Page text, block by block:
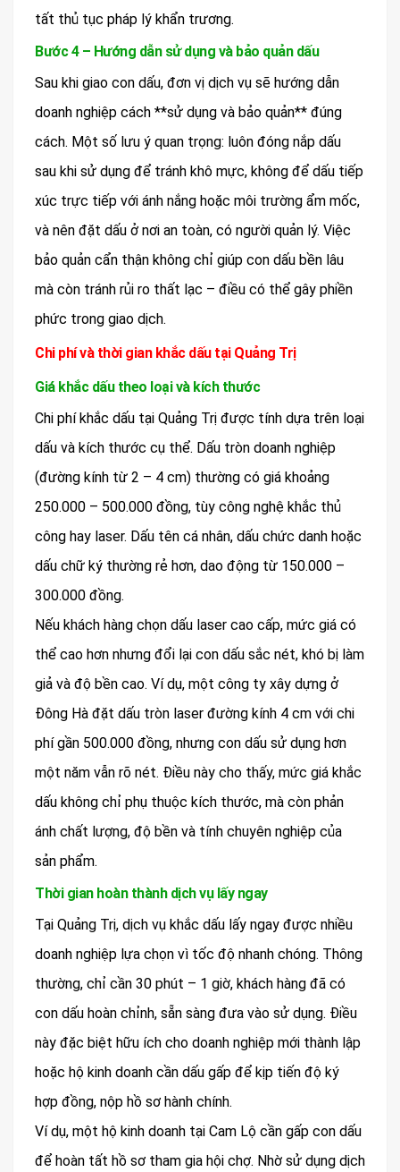
tất thủ tục pháp lý khẩn trương.
Bước 4 – Hướng dẫn sử dụng và bảo quản dấu
Sau khi giao con dấu, đơn vị dịch vụ sẽ hướng dẫn
doanh nghiệp cách **sử dụng và bảo quản** đúng
cách. Một số lưu ý quan trọng: luôn đóng nắp dấu
sau khi sử dụng để tránh khô mực, không để dấu tiếp
xúc trực tiếp với ánh nắng hoặc môi trường ẩm mốc,
và nên đặt dấu ở nơi an toàn, có người quản lý. Việc
bảo quản cẩn thận không chỉ giúp con dấu bền lâu
mà còn tránh rủi ro thất lạc – điều có thể gây phiền
phức trong giao dịch.
Chi phí và thời gian khắc dấu tại Quảng Trị
Giá khắc dấu theo loại và kích thước
Chi phí khắc dấu tại Quảng Trị được tính dựa trên loại
dấu và kích thước cụ thể. Dấu tròn doanh nghiệp
(đường kính từ 2 – 4 cm) thường có giá khoảng
250.000 – 500.000 đồng, tùy công nghệ khắc thủ
công hay laser. Dấu tên cá nhân, dấu chức danh hoặc
dấu chữ ký thường rẻ hơn, dao động từ 150.000 –
300.000 đồng.
Nếu khách hàng chọn dấu laser cao cấp, mức giá có
thể cao hơn nhưng đổi lại con dấu sắc nét, khó bị làm
giả và độ bền cao. Ví dụ, một công ty xây dựng ở
Đông Hà đặt dấu tròn laser đường kính 4 cm với chi
phí gần 500.000 đồng, nhưng con dấu sử dụng hơn
một năm vẫn rõ nét. Điều này cho thấy, mức giá khắc
dấu không chỉ phụ thuộc kích thước, mà còn phản
ánh chất lượng, độ bền và tính chuyên nghiệp của
sản phẩm.
Thời gian hoàn thành dịch vụ lấy ngay
Tại Quảng Trị, dịch vụ khắc dấu lấy ngay được nhiều
doanh nghiệp lựa chọn vì tốc độ nhanh chóng. Thông
thường, chỉ cần 30 phút – 1 giờ, khách hàng đã có
con dấu hoàn chỉnh, sẵn sàng đưa vào sử dụng. Điều
này đặc biệt hữu ích cho doanh nghiệp mới thành lập
hoặc hộ kinh doanh cần dấu gấp để kịp tiến độ ký
hợp đồng, nộp hồ sơ hành chính.
Ví dụ, một hộ kinh doanh tại Cam Lộ cần gấp con dấu
để hoàn tất hồ sơ tham gia hội chợ. Nhờ sử dụng dịch